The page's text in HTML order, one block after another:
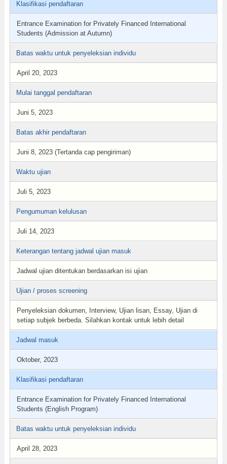
Klasifikasi pendaftaran
Entrance Examination for Privately Financed International
Students (Admission at Autumn)
Batas waktu untuk penyeleksian individu
April 20, 2023
Mulai tanggal pendaftaran
Juni 5, 2023
Batas akhir pendaftaran
Juni 8, 2023 (Tertanda cap pengiriman)
Waktu ujian
Juli 5, 2023
Pengumuman kelulusan
Juli 14, 2023
Keterangan tentang jadwal ujian masuk
Jadwal ujian ditentukan berdasarkan isi ujian
Ujian / proses screening
Penyeleksian dokumen, Interview, Ujian lisan, Essay, Ujian di
setiap subjek berbeda. Silahkan kontak untuk lebih detail
Jadwal masuk
Oktober, 2023
Klasifikasi pendaftaran
Entrance Examination for Privately Financed International
Students (English Program)
Batas waktu untuk penyeleksian individu
April 28, 2023